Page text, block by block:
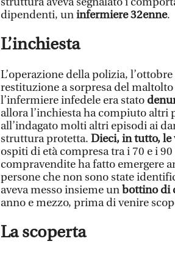
dipendenti, uninfermiere 32enne.
L’inchiesta
L’operazione della polizia,
restituzione a sorpresa del
l’infermiere infedele era stato
allora l’inchiesta ha compiuto altri
all’indagato molti altri episodi ai
struttura protetta. Dieci, in tutto, le
ospiti di età compresa tra i 70 e i
compravendite ha fatto emergere
persone che non sono state
aveva messo insieme unbottino di
anno e mezzo, prima di venire
La scoperta